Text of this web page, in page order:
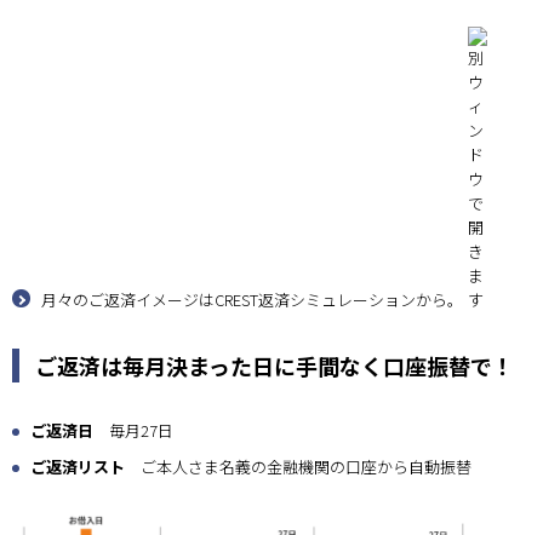
月々のご返済イメージはCREST返済シミュレーションから。
ご返済は毎月決まった日に手間なく口座振替で！
ご返済日
毎月27日
ご返済リスト ご本人さま名義の金融機関の口座から自動振替